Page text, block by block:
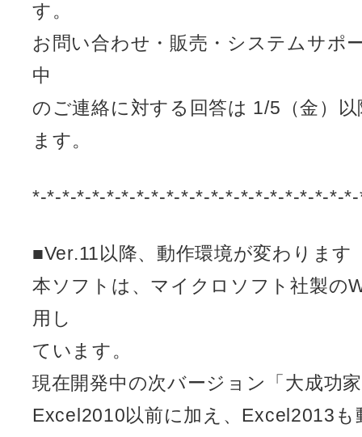
す。
お問い合わせ・販売・システムサポ
中
のご連絡に対する回答は 1/5（金）
ます。
*-*-*-*-*-*-*-*-*-*-*-*-*-*-*-*-*-*-*-*-*-
■Ver.11以降、動作環境が変わります
本ソフトは、マイクロソフト社製の
用し
ています。
現在開発中の次バージョン「大成功
Excel2010以前に加え、Excel2013も